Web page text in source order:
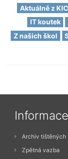
Aktuálně z KIC
IT koutek
Z našich škol
Informace
Archiv tištěných
Zpětná vazba